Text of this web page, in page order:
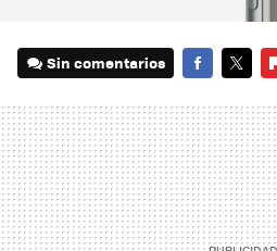
Sin comentarios